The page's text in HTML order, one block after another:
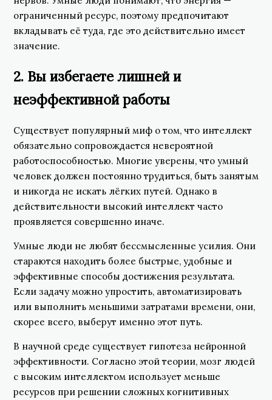
ограниченный ресурс, поэтому предпочитают
вкладывать её туда, где это действительно имеет
значение.
2. Вы избегаете лишней и
неэффективной работы
Существует популярный миф о том, что интеллект
обязательно сопровождается невероятной
работоспособностью. Многие уверены, что умный
человек должен постоянно трудиться, быть занятым
и никогда не искать лёгких путей. Однако в
действительности высокий интеллект часто
проявляется совершенно иначе.
Умные люди не любят бессмысленные усилия. Они
стараются находить более быстрые, удобные и
эффективные способы достижения результата.
Если задачу можно упростить, автоматизировать
или выполнить меньшими затратами времени, они,
скорее всего, выберут именно этот путь.
В научной среде существует гипотеза нейронной
эффективности. Согласно этой теории, мозг людей
с высоким интеллектом использует меньше
ресурсов при решении сложных когнитивных